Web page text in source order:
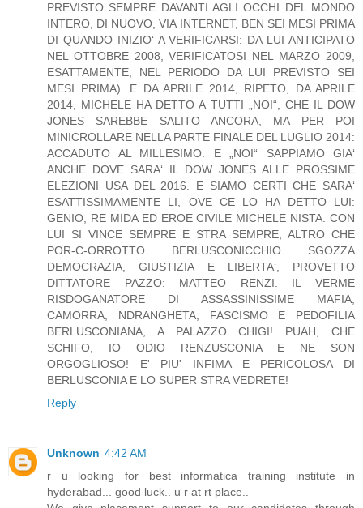
PREVISTO SEMPRE DAVANTI AGLI OCCHI DEL MONDO
INTERO, DI NUOVO, VIA INTERNET, BEN SEI MESI PRIMA
DI QUANDO INIZIO‘ A VERIFICARSI: DA LUI ANTICIPATO
NEL OTTOBRE 2008, VERIFICATOSI NEL MARZO 2009,
ESATTAMENTE, NEL PERIODO DA LUI PREVISTO SEI
MESI PRIMA). E DA APRILE 2014, RIPETO, DA APRILE
2014, MICHELE HA DETTO A TUTTI „NOI“, CHE IL DOW
JONES SAREBBE SALITO ANCORA, MA PER POI
MINICROLLARE NELLA PARTE FINALE DEL LUGLIO 2014:
ACCADUTO AL MILLESIMO. E „NOI“ SAPPIAMO GIA‘
ANCHE DOVE SARA‘ IL DOW JONES ALLE PROSSIME
ELEZIONI USA DEL 2016. E SIAMO CERTI CHE SARA‘
ESATTISSIMAMENTE LI, OVE CE LO HA DETTO LUI:
GENIO, RE MIDA ED EROE CIVILE MICHELE NISTA. CON
LUI SI VINCE SEMPRE E STRA SEMPRE, ALTRO CHE
POR-C-ORROTTO BERLUSCONICCHIO SGOZZA
DEMOCRAZIA, GIUSTIZIA E LIBERTA‘, PROVETTO
DITTATORE PAZZO: MATTEO RENZI. IL VERME
RISDOGANATORE DI ASSASSINISSIME MAFIA,
CAMORRA, NDRANGHETA, FASCISMO E PEDOFILIA
BERLUSCONIANA, A PALAZZO CHIGI! PUAH, CHE
SCHIFO, IO ODIO RENZUSCONIA E NE SON
ORGOGLIOSO! E' PIU' INFIMA E PERICOLOSA DI
BERLUSCONIA E LO SUPER STRA VEDRETE!
Reply
Unknown 4:42 AM
r u looking for best informatica training institute in
hyderabad... good luck.. u r at rt place..